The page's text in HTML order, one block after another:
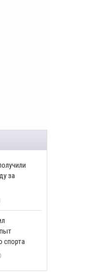
за
спорта